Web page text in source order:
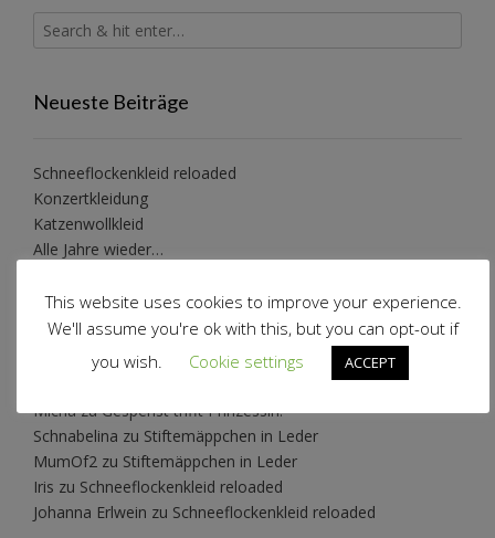
Neueste Beiträge
Schneeflockenkleid reloaded
Konzertkleidung
Katzenwollkleid
Alle Jahre wieder…
Neueste Kommentare
MichazuGespenst trifft Prinzessin!
Schnabelina zu Stiftemäppchen in Leder
MumOf2 zu Stiftemäppchen in Leder
Iris zu Schneeflockenkleid reloaded
Johanna Erlwein zu Schneeflockenkleid reloaded
This website uses cookies to improve your experience.
We'll assume you're ok with this, but you can opt-out if
you wish.
Cookie settings ACCEPT